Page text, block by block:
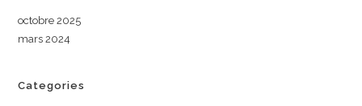
octobre 2025
mars 2024
Categories